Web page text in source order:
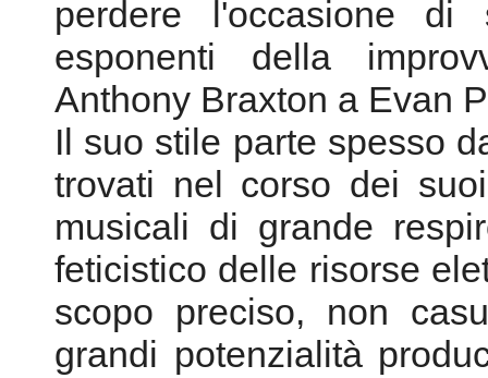
sperimentavano le
Behrman, Kosugi, ed
soggiorno romano ha
quelle con Ennio
perdere l'occasione
esponenti della
Anthony Braxton a Evan
Il suo stile parte spesso
trovati nel corso dei